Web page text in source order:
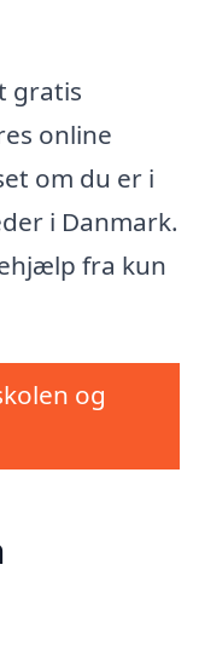
gratis
online
om du er i
i Danmark.
fra kun
og